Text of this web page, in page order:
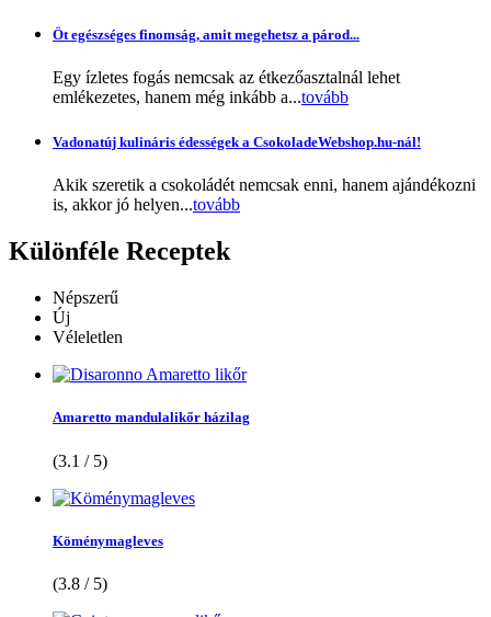
Öt egészséges finomság, amit megehetsz a párod...
Egy ízletes fogás nemcsak az étkezőasztalnál lehet
emlékezetes, hanem még inkább a...tovább
Vadonatúj kulináris édességek a CsokoladeWebshop.hu-nál!
Akik szeretik a csokoládét nemcsak enni, hanem ajándékozni
is, akkor jó helyen...tovább
Különféle Receptek
Népszerű
Új
Véleletlen
Amaretto mandulalikőr házilag
(3.1 / 5)
Köménymagleves
(3.8 / 5)